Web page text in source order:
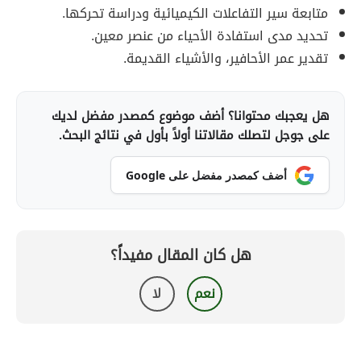
متابعة سير التفاعلات الكيميائية ودراسة تحركها.
تحديد مدى استفادة الأحياء من عنصر معين.
تقدير عمر الأحافير، والأشياء القديمة.
هل يعجبك محتوانا؟ أضف موضوع كمصدر مفضل لديك
على جوجل لتصلك مقالاتنا أولاً بأول في نتائج البحث.
أضف كمصدر مفضل على Google
هل كان المقال مفيداً؟
نعم لا